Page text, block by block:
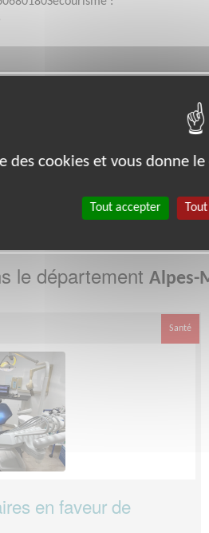
par
22
le département Alpes-
Santé
en faveur de
des cookies et vous donne
Tout accepter